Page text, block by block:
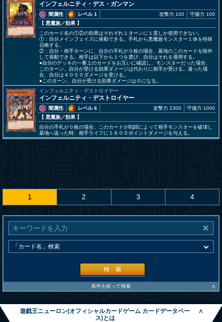
インフェルニティ・デス・ガンマン
闇属性
レベル 1
【 悪魔族／効果 】
攻撃力 100 守備力 100
このカード名の①②の効果はそれぞれ１ターンに１度しか使用できない。
①：自分メインフェイズに発動できる。手札から悪魔族モンスター１体を特殊
召喚する。
②：自分・相手ターンに、自分の手札が０枚の場合、墓地のこのカードを除外
して発動できる。相手は以下から１つを選び、自分はそれを適用する。
●自分のデッキの一番上のカードをお互いに確認し、モンスターだった場合、
このターン、自分が受ける効果ダメージは代わりに相手が受ける。違った場
合、自分は４０００ダメージを受ける。
●このターン、自分が受ける効果ダメージは０になる。
インフェルニティ・デストロイヤー
インフェルニティ・デストロイヤー
闇属性
レベル 6
【 悪魔族／効果 】
攻撃力 2300 守備力 1000
自分の手札が０枚の場合、このカードが戦闘によって相手モンスターを破壊し
墓地へ送った時、相手ライフに１６００ポイントダメージを与える。
1 2 3 4
検 索
条件を絞って検索 ∧
遊戯王ニューロン(オフィシャルカードゲーム カードデータベー
ス)とは
∧